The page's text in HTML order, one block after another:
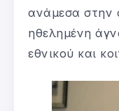
ανάμεσα στην
ηθελημένη
εθνικού και